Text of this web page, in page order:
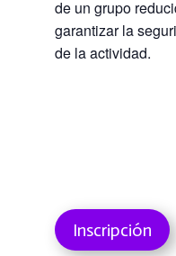
de un grupo
garantizar la
de la actividad.
Inscripción